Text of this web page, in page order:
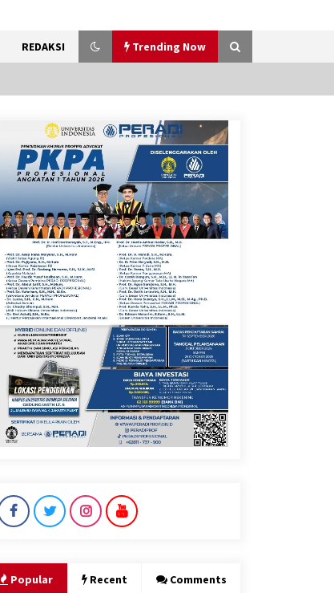
REDAKSI Trending Now
Kemenkum Malut Ikuti ‘Pasti
Ada Solusi’, Menkum Dorong
Transformasi Digital
7 Agustus 2026
Pemanfaatan Limbah Galon
Bekas, Lapas Banjar Tanam
200 Pohon Cabai Dukung
Program Ketahanan Pangan
7 Agustus 2026
KKM Universitas Bina Bangsa
Kelompok 83 Laksanakan
Pendampingan Pembuatan
Spanduk Sebagai Upaya
Memperkuat Pemasaran
UMKM di Desa Cempaka
Dikunjungi PWI, Wawan Fauzi:
Peran Media Bisa Berdampak
Popular Recent Comments